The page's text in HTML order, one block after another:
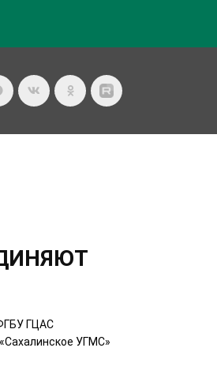
ГЦАС
УГМС»